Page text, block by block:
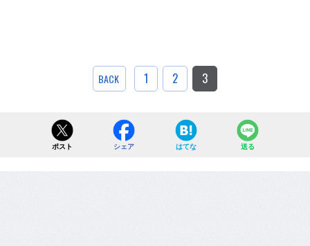
BACK 1 2 3
ポスト シェア はてな 送る